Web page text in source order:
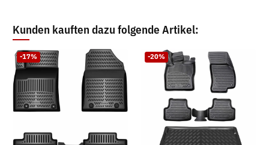
Kunden kauften dazu folgende Artikel:
-17% -20%